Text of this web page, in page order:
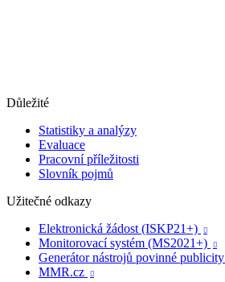
Důležité
Statistiky a analýzy
Evaluace
Pracovní příležitosti
Slovník pojmů
Užitečné odkazy
Elektronická žádost (ISKP21+)

Monitorovací systém (MS2021+) 
Generátor nástrojů povinné publicity
MMR.cz 